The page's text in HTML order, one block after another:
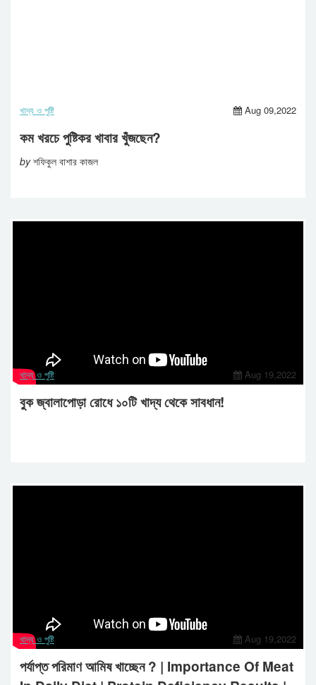
খাদ্য ও পুষ্টি Aug 09,2022
কম খরচে পুষ্টিকর খাবার খুঁজছেন?
byশফিকুল বাশার কাজল
খাদ্য ও পুষ্টি Aug 19,2022
বুক জ্বালাপোড়া রোধে ১০টি খাদ্য থেকে সাবধান!
খাদ্য ও পুষ্টি Aug 19,2022
পর্যাপ্ত পরিমাণ আমিষ খাচ্ছেন ? | Importance Of Meat